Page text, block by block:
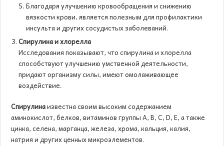
Благодаря улучшению кровообращения и снижению
вязкости крови, является полезным для профилактики
инсульта и других сосудистых заболеваний.
Спирулина и хлорелла
Исследования показывают, что спирулина и хлорелла
способствуют улучшению умственной деятельности,
придают организму силы, имеют омолаживающее
воздействие.
Спирулинаизвестна своим высоким содержанием
аминокислот, белков, витаминов группы A, B, C, D, E, а также
цинка, селена, марганца, железа, хрома, кальция, калия,
натрия и других ценных микроэлементов.